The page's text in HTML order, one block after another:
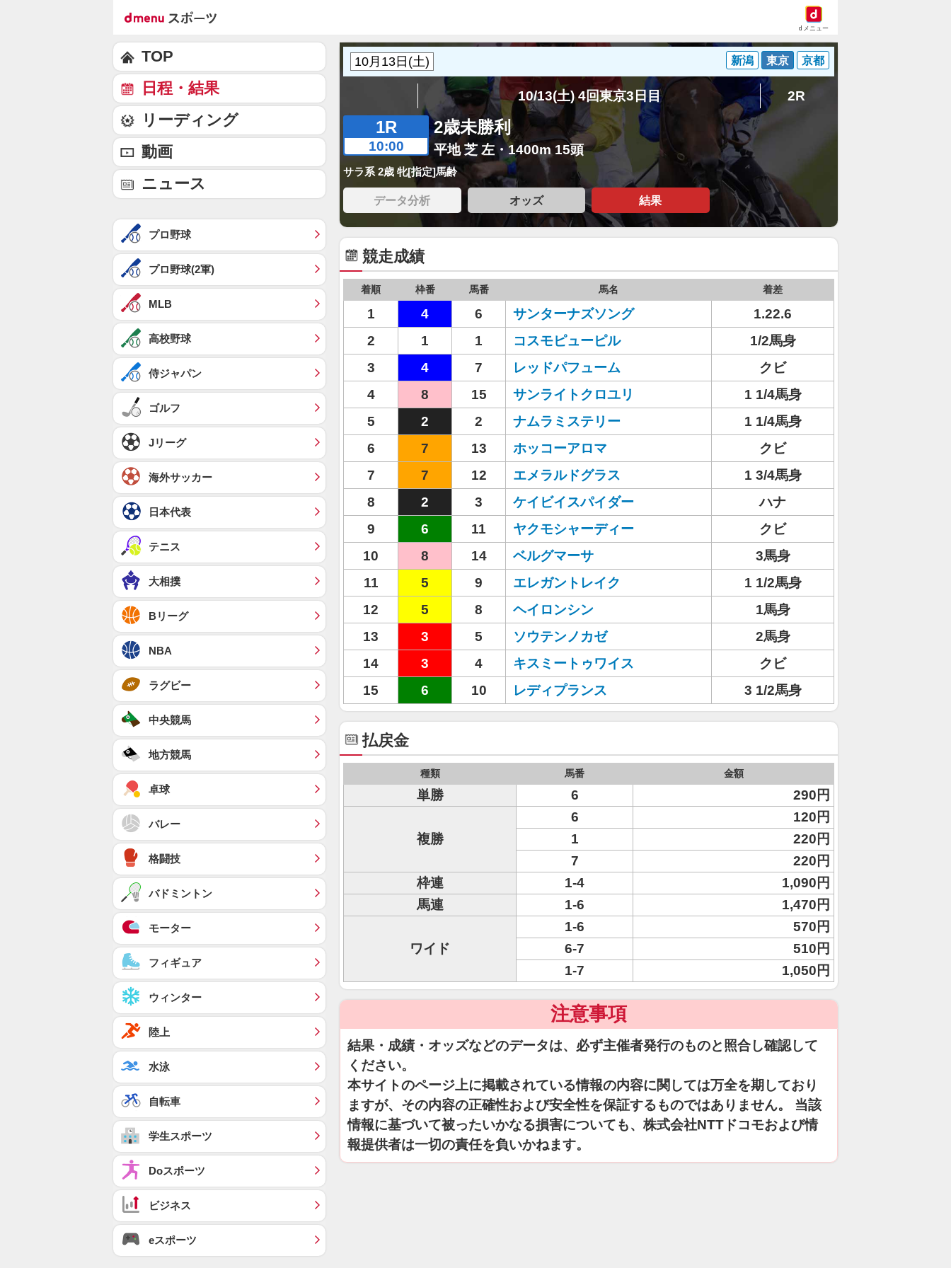
dメニュー
新潟 東京 京都
10/13(土) 4回東京3日目 2R
1R
10:00
2歳未勝利
平地 芝 左・1400m 15頭
サラ系 2歳 牝[指定]馬齢
データ分析 オッズ 結果
競走成績
着順 枠番 馬番 馬名 着差
1 4 6 サンターナズソング
1.22.6
2
1 1 コスモピューピル
1/2馬身
3
4 7 レッドパフューム
クビ
4
8 15 サンライトクロユリ
1 1/4馬身
5
2 2 ナムラミステリー
1 1/4馬身
6
7 13 ホッコーアロマ
クビ
7
7 12 エメラルドグラス
1 3/4馬身
8
2 3 ケイビイスパイダー
ハナ
9
6 11 ヤクモシャーディー
クビ
10
8 14 ベルグマーサ
3馬身
11
5 9 エレガントレイク
1 1/2馬身
12
5 8 ヘイロンシン
1馬身
13
3 5 ソウテンノカゼ
2馬身
14
3 4 キスミートゥワイス
クビ
15
6 10 レディプランス 3 1/2馬身
払戻金
種類 馬番 金額
単勝 6 290円
複勝
6
120円
1
220円
7
220円
枠連
1-4
1,090円
馬連
1-6 1,470円
ワイド
1-6
570円
6-7
510円
1-7
1,050円
注意事項
結果・成績・オッズなどのデータは、必ず主催者発行のものと照合し確認して
ください。
本サイトのページ上に掲載されている情報の内容に関しては万全を期しており
ますが、その内容の正確性および安全性を保証するものではありません。 当該
情報に基づいて被ったいかなる損害についても、株式会社NTTドコモおよび情
報提供者は一切の責任を負いかねます。
TOP
日程・結果
リーディング
動画
ニュース
プロ野球
プロ野球(2軍)
MLB
高校野球
侍ジャパン
ゴルフ
Jリーグ
海外サッカー
日本代表
テニス
大相撲
Bリーグ
NBA
ラグビー
中央競馬
地方競馬
卓球
バレー
格闘技
バドミントン
モーター
フィギュア
ウィンター
陸上
水泳
自転車
学生スポーツ
Doスポーツ
ビジネス
eスポーツ